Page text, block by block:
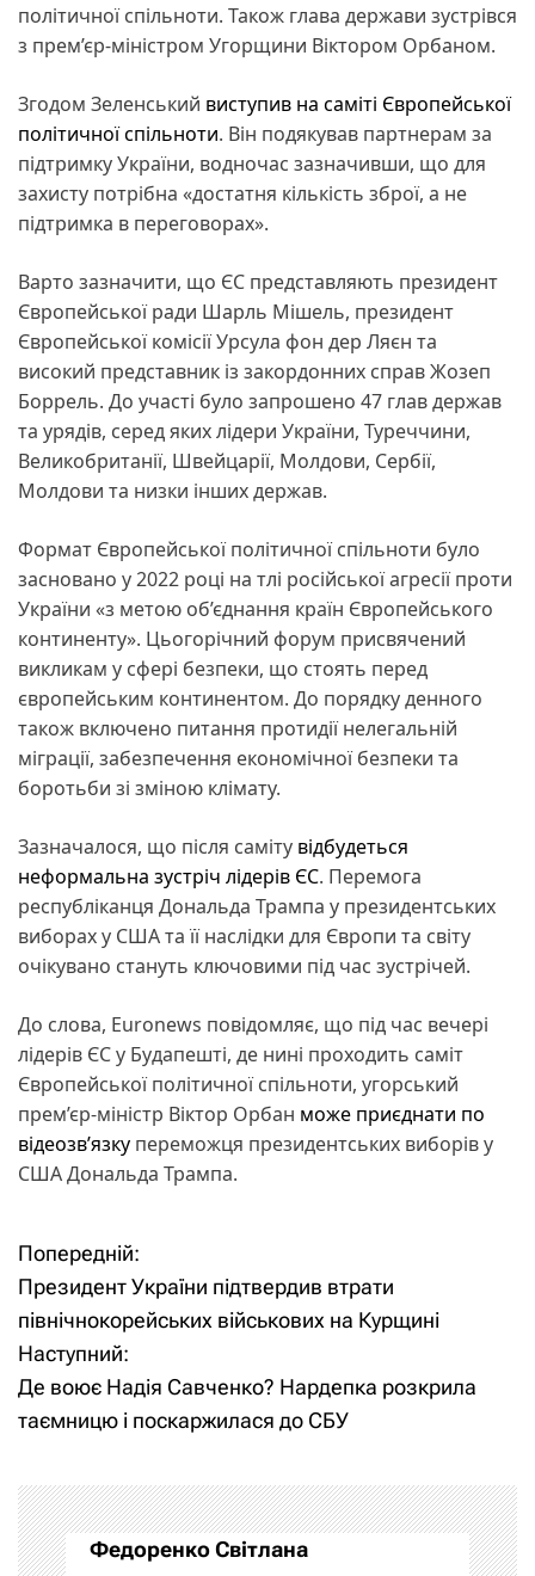
політичної спільноти. Також глава держави зустрівся
з прем’єр-міністром Угорщини Віктором Орбаном.
Згодом Зеленський виступив на саміті Європейської
політичної спільноти. Він подякував партнерам за
підтримку України, водночас зазначивши, що для
захисту потрібна «достатня кількість зброї, а не
підтримка в переговорах».
Варто зазначити, що ЄС представляють президент
Європейської ради Шарль Мішель, президент
Європейської комісії Урсула фон дер Ляєн та
високий представник із закордонних справ Жозеп
Боррель. До участі було запрошено 47 глав держав
та урядів, серед яких лідери України, Туреччини,
Великобританії, Швейцарії, Молдови, Сербії,
Молдови та низки інших держав.
Формат Європейської політичної спільноти було
засновано у 2022 році на тлі російської агресії проти
України «з метою об’єднання країн Європейського
континенту». Цьогорічний форум присвячений
викликам у сфері безпеки, що стоять перед
європейським континентом. До порядку денного
також включено питання протидії нелегальній
міграції, забезпечення економічної безпеки та
боротьби зі зміною клімату.
Зазначалося, що після саміту відбудеться
неформальна зустріч лідерів ЄС. Перемога
республіканця Дональда Трампа у президентських
виборах у США та її наслідки для Європи та світу
очікувано стануть ключовими під час зустрічей.
До слова, Euronews повідомляє, що під час вечері
лідерів ЄС у Будапешті, де нині проходить саміт
Європейської політичної спільноти, угорський
прем’єр-міністр Віктор Орбан може приєднати по
відеозв’язку переможця президентських виборів у
США Дональда Трампа.
Н
а
в
і
а
ц
Попередній:
Президент України підтвердив втрати
північнокорейських військових на Курщині
Наступний:
Де воює Надія Савченко? Нардепка розкрила
таємницю і поскаржилася до СБУ
Федоренко Світлана